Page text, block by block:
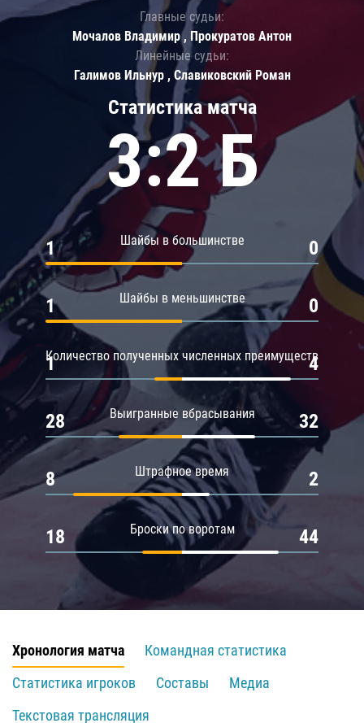
Статистика матча
3:2 Б
Шайбы в большинстве
1 0
Шайбы в меньшинстве
1 0
Количество полученных численных преимуществ
1 4
Выигранные вбрасывания
28 32
Штрафное время
8 2
Броски по воротам
18 44
Главные судьи:
Мочалов Владимир , Прокуратов Антон
Линейные судьи:
Галимов Ильнур , Славиковский Роман
Хронология матча
Командная статистика
Статистика игроков
Составы
Медиа
Текстовая трансляция